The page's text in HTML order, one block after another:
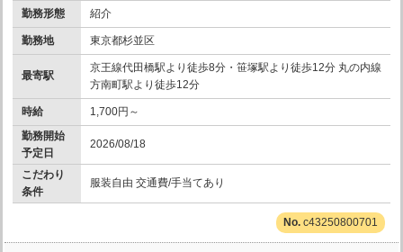
勤務形態 紹介
勤務地 東京都杉並区
最寄駅
京王線代田橋駅より徒歩8分・笹塚駅より徒歩12分 丸の内線
方南町駅より徒歩12分
時給
1,700円～
勤務開始
予定日
2026/08/18
こだわり
条件
服装自由 交通費/手当てあり
c43250800701